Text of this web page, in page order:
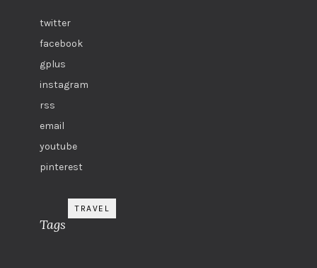
twitter
facebook
gplus
instagram
rss
email
youtube
pinterest
Tags
TRAVEL